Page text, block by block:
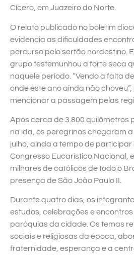
Cícero, em Juazeiro do Norte.
O relato publicado no boletim
evidencia as dificuldades
percurso pelo sertão nordestino.
grupo testemunhou a forte seca
naquele período. “Vendo a falta
onde este ano ainda não
mencionar a passagem pelas
Após cerca de 3.800 quilômetros
na ida, os peregrinos chegaram
julho, ainda a tempo de
Congresso Eucarístico Nacional,
milhares de católicos de todo o
presença de São João Paulo II.
Durante quatro dias, os
estudos, celebrações e
paróquias da cidade. Os temas
sociais e religiosas da época,
fraternidade, esperança e a